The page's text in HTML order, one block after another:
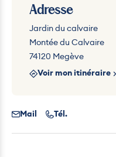
Photo 2Adresse
Jardin du calvaire
Montée du Calvaire
74120 Megève
Voir mon itinéraire
Mail Tél.